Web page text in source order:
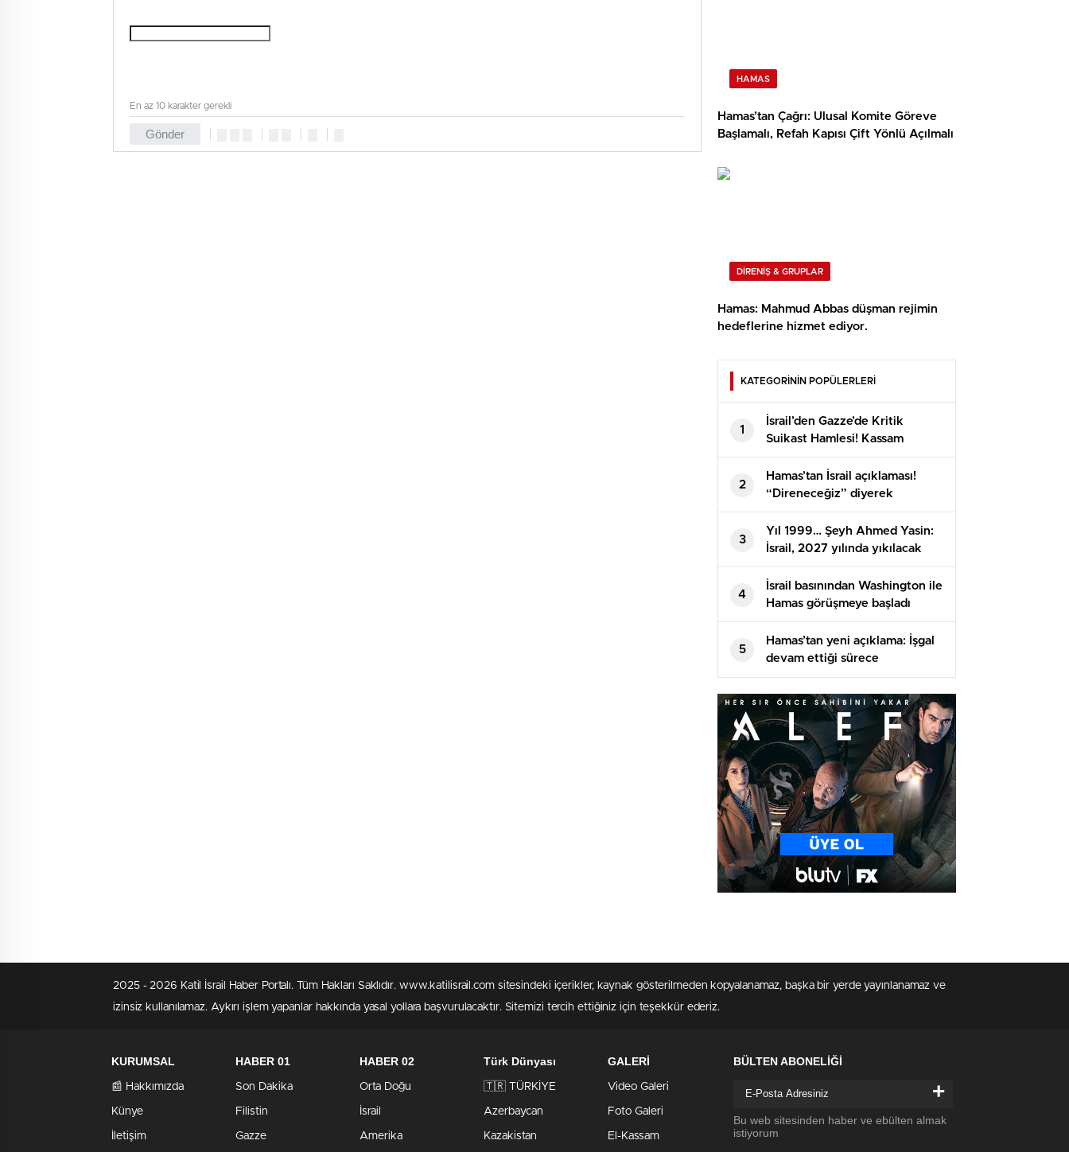
Gönder
En az 10 karakter gerekli
HAMAS
Hamas’tan Çağrı: Ulusal Komite Göreve
Başlamalı, Refah Kapısı Çift Yönlü Açılmalı
DİRENİŞ & GRUPLAR
Hamas: Mahmud Abbas düşman rejimin
hedeflerine hizmet ediyor.
KATEGORİNİN POPÜLERLERİ
1
İsrail’den Gazze’de Kritik
Suikast Hamlesi! Kassam
Tugayları’nın Üst Düzey İsmi
Hedefte
2
Hamas’tan İsrail açıklaması!
“Direneceğiz” diyerek
duyurdu
3
Yıl 1999… Şeyh Ahmed Yasin:
İsrail, 2027 yılında yıkılacak
4
İsrail basınından Washington ile
Hamas görüşmeye başladı
iddiası
5
Hamas’tan yeni açıklama: İşgal
devam ettiği sürece
silahlanacağız
2025 - 2026 Katil İsrail Haber Portalı. Tüm Hakları Saklıdır. www.katilisrail.com sitesindeki içerikler, kaynak gösterilmeden kopyalanamaz, başka bir yerde yayınlanamaz ve
izinsiz kullanılamaz. Aykırı işlem yapanlar hakkında yasal yollara başvurulacaktır. Sitemizi tercih ettiğiniz için teşekkür ederiz.
KURUMSAL
📰 Hakkımızda
Künye
İletişim
HABER 01
Son Dakika
Filistin
Gazze
HABER 02
Orta Doğu
İsrail
Amerika
Türk Dünyası
🇹🇷 TÜRKİYE
Azerbaycan
Kazakistan
GALERİ
Video Galeri
Foto Galeri
El-Kassam
BÜLTEN ABONELİĞİ
+
Bu web sitesinden haber ve ebülten almak
istiyorum